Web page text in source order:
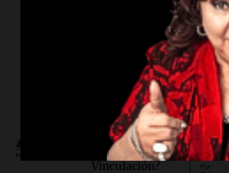
Por
Subasta
millonaria.
¿Cuánto cuesta
vincular para
Vinculación?
Por
Por
Por